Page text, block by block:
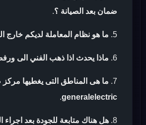
ضمان بعد الصيانة ؟.
ما هو نظام المعاملة لديكم خارج
ماذا يحدث اذا ذهب الفني الى
ما هى المناطق التى يغطيها مركز
generalelectric
.
هل هناك متابعة للجودة بعد اجراء